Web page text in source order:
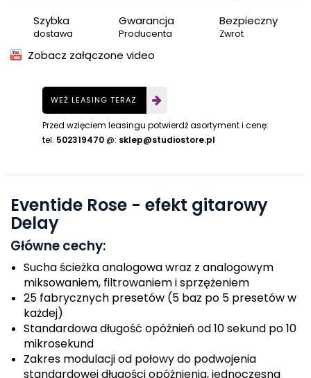
Szybka
dostawa
Gwarancja
Producenta
Bezpieczny
Zwrot
Zobacz załączone video
WEŹ LEASING TERAZ
Przed wzięciem leasingu potwierdź asortyment i cenę:
tel. 502319470 @: sklep@studiostore.pl
Eventide Rose - efekt gitarowy
Delay
Główne cechy:
Sucha ścieżka analogowa wraz z analogowym
miksowaniem, filtrowaniem i sprzężeniem
25 fabrycznych presetów (5 baz po 5 presetów w
każdej)
Standardowa długość opóźnień od 10 sekund po 10
mikrosekund
Zakres modulacji od połowy do podwojenia
standardowej długości opóźnienia, jednoczesna